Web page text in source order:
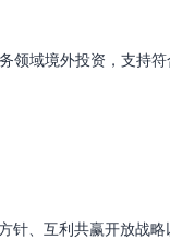
领域境外投资，支持
针、互利共赢开放战